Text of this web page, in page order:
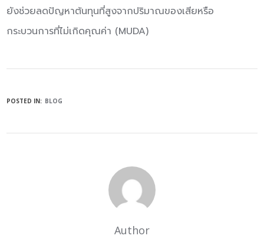
ยังช่วยลดปัญหาต้นทุนที่สูงจากปริมาณของเสียหรือ
กระบวนการที่ไม่เกิดคุณค่า (MUDA)
POSTED IN: BLOG
Author